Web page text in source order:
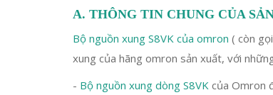
A. THÔNG TIN CHUNG CỦA
Bộ nguồn xung S8VK của omron ( còn
xung của hãng omron sản xuất, với
- Bộ nguồn xung dòng S8VK của Omron